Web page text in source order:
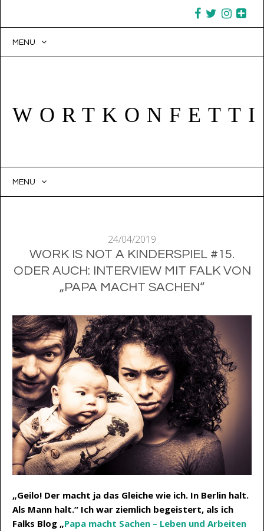
MENU
WORTKONFETTI
MENU
24/04/2019
WORK IS NOT A KINDERSPIEL #15.
ODER AUCH: INTERVIEW MIT FALK VON
„PAPA MACHT SACHEN“
„Geilo! Der macht ja das Gleiche wie ich. In Berlin halt.
Als Mann halt.“ Ich war ziemlich begeistert, als ich
Falks Blog „Papa macht Sachen – Leben und Arbeiten